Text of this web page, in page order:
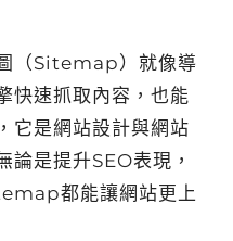
（Sitemap）就像導
快速抓取內容，也能
它是網站設計與網站
論是提升SEO表現，
都能讓網站更上